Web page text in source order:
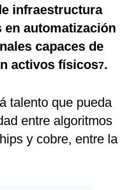
infraestructura
automatización
capaces de
activos físicos7.
talento que pueda
entre algoritmos
y cobre, entre la